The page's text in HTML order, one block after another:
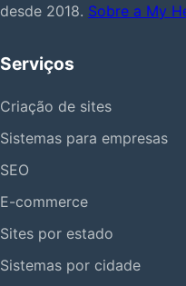
desde 2018. Sobre a My
Serviços
Criação de sites
Sistemas para empresas
SEO
E-commerce
Sites por estado
Sistemas por cidade